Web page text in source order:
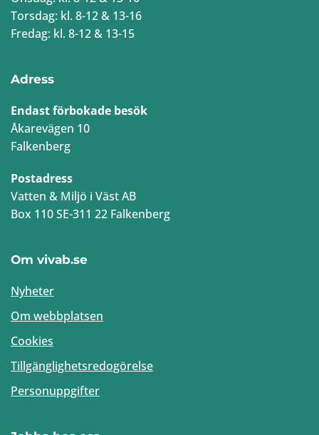
Torsdag: kl. 8-12 & 13-16
Fredag: kl. 8-12 & 13-15
Adress
Endast förbokade besök
Åkarevägen 10
Falkenberg
Postadress
Vatten & Miljö i Väst AB
Box 110 SE-311 22 Falkenberg
Om vivab.se
Nyheter
Om webbplatsen
Cookies
Tillgänglighetsredogörelse
Personuppgifter